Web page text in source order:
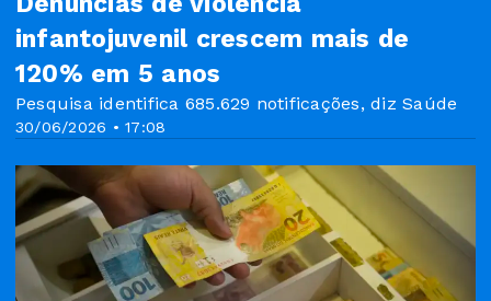
30/06/2026 • 17:08
infantojuvenil crescem mais de
120% em 5 anos
Pesquisa identifica 685.629 notificações, diz Saúde